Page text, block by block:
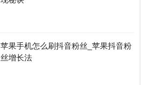
苹果手机怎么刷抖音粉丝_苹果抖音粉
丝增长法